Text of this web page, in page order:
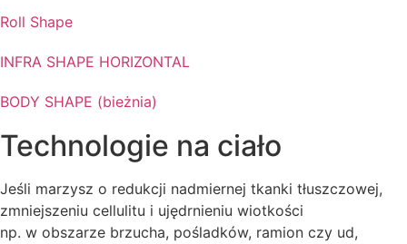
Roll Shape
INFRA SHAPE HORIZONTAL
BODY SHAPE (bieżnia)
Technologie na ciało
Jeśli marzysz o redukcji nadmiernej tkanki tłuszczowej,
zmniejszeniu cellulitu i ujędrnieniu wiotkości
np. w obszarze brzucha, pośladków, ramion czy ud,